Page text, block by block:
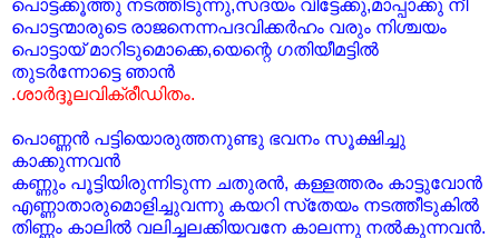
പൊട്ടക്കൂത്തു നടത്തിടുന്നു,സദയം വിട്ടേക്കു,മാ‍പ്പാക്കു നീ
പൊട്ടന്മാരുടെ രാജനെന്നപദവിക്കര്‍ഹം വരും നിശ്ചയം
പൊട്ടായ്‌ മാറിടുമൊക്കെ,യെന്റെ ഗതിയീമട്ടില്‍
തുടര്‍ന്നോട്ടെ ഞാന്‍
.ശാര്‍ദ്ദൂലവിക്രീഡിതം.
പൊണ്ണന്‍ പട്ടിയൊരുത്തനുണ്ടു ഭവനം സൂക്ഷിച്ചു
കാക്കുന്നവന്‍
കണ്ണും പൂട്ടിയിരുന്നിടുന്ന ചതുരന്‍, കള്ളത്തരം കാട്ടുവോന്‍
എണ്ണാതാരുമൊളിച്ചുവന്നു കയറി സ്‌തേയം നടത്തീടുകില്‍
തിണ്ണം കാലില്‍ വലിച്ചലക്കിയവനേ കാലന്നു നല്‍കുന്നവന്‍.